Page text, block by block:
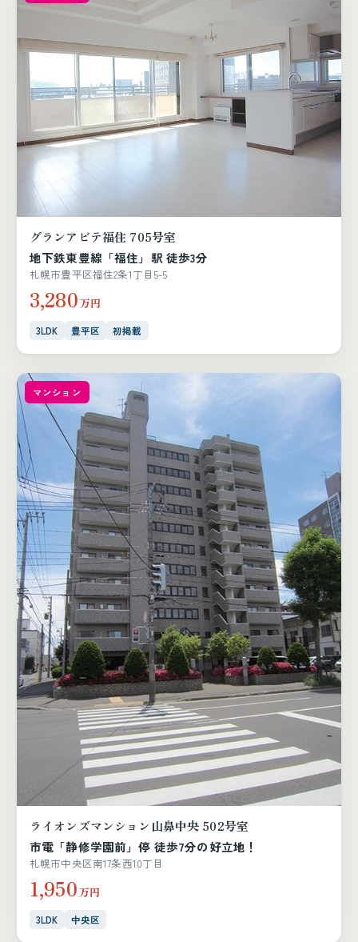
グランアビテ福住 705号室
地下鉄東豊線「福住」駅 徒歩3分
札幌市豊平区福住2条1丁目5-5
3,280万円
3LDK 豊平区 初掲載
マンション
ライオンズマンション山鼻中央 502号室
市電「静修学園前」停 徒歩7分の好立地！
札幌市中央区南17条西10丁目
1,950万円
3LDK 中央区